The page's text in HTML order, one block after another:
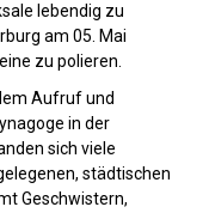
lebendig zu
am 05. Mai
zu polieren.
Aufruf und
in der
sich viele
städtischen
Geschwistern,